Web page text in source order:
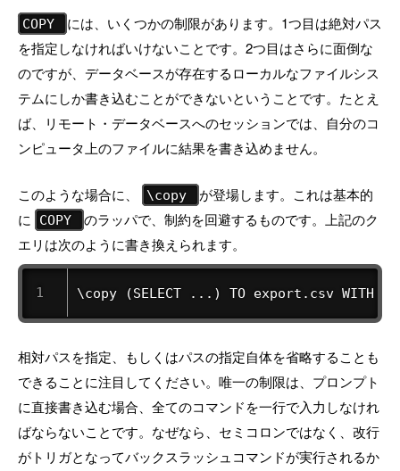
COPY
には、いくつかの制限があります。1つ目は絶対パス
を指定しなければいけないことです。2つ目はさらに面倒な
のですが、データベースが存在するローカルなファイルシス
テムにしか書き込むことができないということです。たとえ
ば、リモート・データベースへのセッションでは、自分のコ
ンピュータ上のファイルに結果を書き込めません。
このような場合に、 \copy
が登場します。これは基本的
に
COPY
のラッパで、制約を回避するものです。上記のク
エリは次のように書き換えられます。
\copy (SELECT ...) TO export.csv WITH
相対パスを指定、もしくはパスの指定自体を省略することも
できることに注目してください。唯一の制限は、プロンプト
に直接書き込む場合、全てのコマンドを一行で入力しなけれ
ばならないことです。なぜなら、セミコロンではなく、改行
がトリガとなってバックスラッシュコマンドが実行されるか